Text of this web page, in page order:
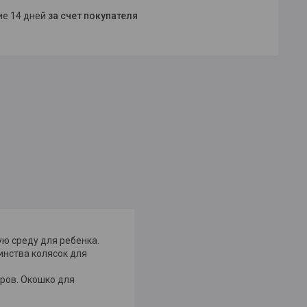
14 дней за счет покупателя
среду для ребенка.
колясок для
Окошко для